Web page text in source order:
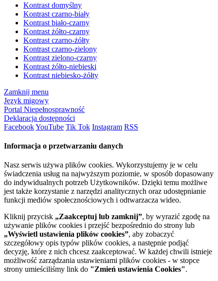
Kontrast domyślny
Kontrast czarno-biały
Kontrast biało-czarny
Kontrast żółto-czarny
Kontrast czarno-żółty
Kontrast czarno-zielony
Kontrast zielono-czarny
Kontrast żółto-niebieski
Kontrast niebiesko-żółty
Zamknij menu
Język migowy
Portal Niepełnosprawność
Deklaracja dostępności
FacebookYouTube Tik Tok Instagram RSS
Informacja o przetwarzaniu danych
Nasz serwis używa plików cookies. Wykorzystujemy je w celu
świadczenia usług na najwyższym poziomie, w sposób dopasowany
do indywidualnych potrzeb Użytkowników. Dzięki temu możliwe
jest także korzystanie z narzędzi analitycznych oraz udostępnianie
funkcji mediów społecznościowych i odtwarzacza wideo.
Kliknij przycisk „Zaakceptuj lub zamknij”, by wyrazić zgodę na
używanie plików cookies i przejść bezpośrednio do strony lub
„Wyświetl ustawienia plików cookies”, aby zobaczyć
szczegółowy opis typów plików cookies, a następnie podjąć
decyzję, które z nich chcesz zaakceptować. W każdej chwili istnieje
możliwość zarządzania ustawieniami plików cookies - w stopce
strony umieściliśmy link do "Zmień ustawienia Cookies".